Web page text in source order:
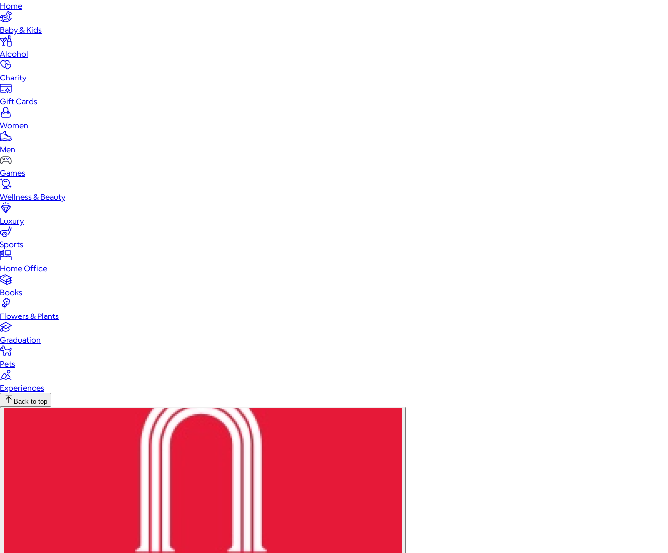
Home
Baby & Kids
Alcohol
Charity
Gift Cards
Women
Men
Games
Wellness & Beauty
Luxury
Sports
Home Office
Books
Flowers & Plants
Graduation
Pets
Experiences
Back to top